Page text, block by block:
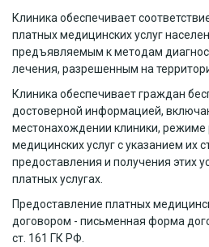
Клиника обеспечивает
платных медицинских услуг
предъявляемым к методам
лечения, разрешенным на
Клиника обеспечивает граждан
достоверной информацией,
местонахождении клиники, режиме
медицинских услуг с указанием их
предоставления и получения этих
платных услугах.
Предоставление платных
договором - письменная форма
ст. 161 ГК РФ.